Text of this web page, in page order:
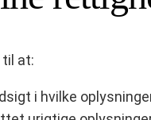
til at:
i hvilke